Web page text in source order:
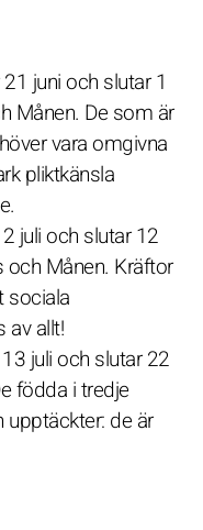
juni och slutar 1
Månen. De som är
vara omgivna
pliktkänsla
juli och slutar 12
och Månen. Kräftor
sociala
av allt!
juli och slutar 22
födda i tredje
upptäckter: de är